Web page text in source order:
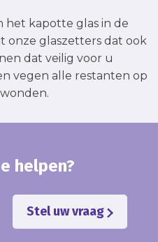
het kapotte glas in de
onze glaszetters dat ook
dat veilig voor u
vegen alle restanten op
helpen?
Stel uw vraag